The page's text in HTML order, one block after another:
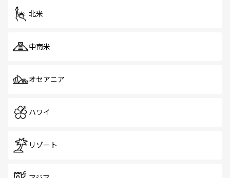
北米
中南米
オセアニア
ハワイ
リゾート